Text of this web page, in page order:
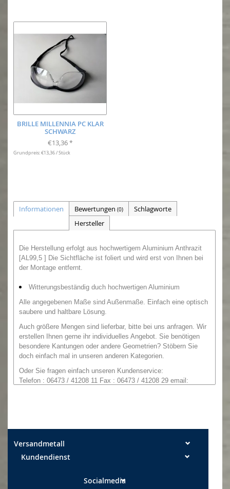
BRILLE MILLENNIA PC KLAR
SCHWARZ
€13,36 *
Grundpreis: €13,36 / Stück
Informationen Bewertungen (0)
Schlagworte
Hersteller
Die Herstellung erfolgt aus hochwertigem Aluminium Anthrazit
[AL99,5 ] Die Sichtfläche ist foliert und wird erst von Ihnen bei
der Montage entfernt.
Witterungsbeständig duch hochwertigen Aluminium
Alle angegebenen Maße sind Außenmaße.
Einfach eine optisch
saubere und haltbare Lösung.
Auch größere Mengen sind lieferbar, bitte bei uns anfragen. Wir
erstellen Ihnen gerne ihr individuelles Angebot. Sie benötigen
besondere Kantungen oder andere Geometrien? Stöbern Sie
doch einfach mal in unseren anderen Kategorien.
Oder Sie fragen einfach unseren Kundenservice:
Telefon : 06473 / 41208 11 Fax : 06473 / 41208 29 email:
anders angegeben, Außenmaße!
Versandmetall
Kundendienst
Socialmedia